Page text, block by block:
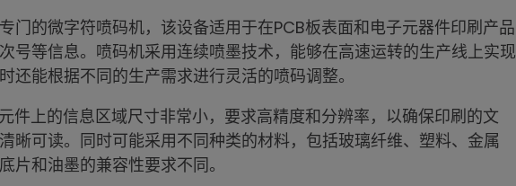
门的微字符喷码机，该设备适用于在PCB板表面和电子元器件印刷产品
号等信息。喷码机采用连续喷墨技术，能够在高速运转的生产线上实现
还能根据不同的生产需求进行灵活的喷码调整。
件上的信息区域尺寸非常小，要求高精度和分辨率，以确保印刷的文
晰可读。同时可能采用不同种类的材料，包括玻璃纤维、塑料、金属
片和油墨的兼容性要求不同。